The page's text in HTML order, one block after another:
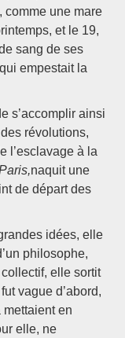
comme une mare
et le 19,
sang de ses
empestait la
s’accomplir ainsi
révolutions,
l’esclavage à la
naquit une
de départ des
idées, elle
philosophe,
elle sortit
vague d’abord,
en
elle, ne